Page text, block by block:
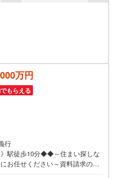
万円
もらえる
行
駅徒歩10分◆◆～住まい探しな
お任せください～資料請求のみ